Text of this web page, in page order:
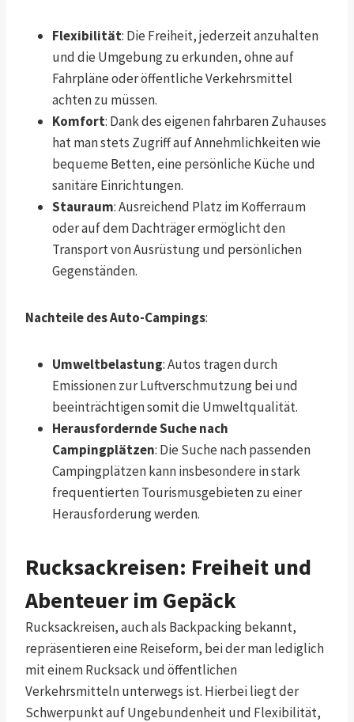
Flexibilität: Die Freiheit, jederzeit anzuhalten
und die Umgebung zu erkunden, ohne auf
Fahrpläne oder öffentliche Verkehrsmittel
achten zu müssen.
Komfort: Dank des eigenen fahrbaren Zuhauses
hat man stets Zugriff auf Annehmlichkeiten wie
bequeme Betten, eine persönliche Küche und
sanitäre Einrichtungen.
Stauraum: Ausreichend Platz im Kofferraum
oder auf dem Dachträger ermöglicht den
Transport von Ausrüstung und persönlichen
Gegenständen.
Nachteile des Auto-Campings:
Umweltbelastung: Autos tragen durch
Emissionen zur Luftverschmutzung bei und
beeinträchtigen somit die Umweltqualität.
Herausfordernde Suche nach
Campingplätzen: Die Suche nach passenden
Campingplätzen kann insbesondere in stark
frequentierten Tourismusgebieten zu einer
Herausforderung werden.
Rucksackreisen: Freiheit und
Abenteuer im Gepäck
Rucksackreisen, auch als Backpacking bekannt,
repräsentieren eine Reiseform, bei der man lediglich
mit einem Rucksack und öffentlichen
Verkehrsmitteln unterwegs ist. Hierbei liegt der
Schwerpunkt auf Ungebundenheit und Flexibilität,